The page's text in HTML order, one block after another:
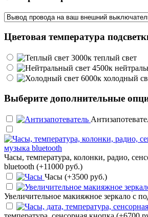
Цветовая температура
теплый свет
холодный
Выберите дополнительные
Часы, температура, колонки, радио,
bluetooth (+11000 руб.)
Часы (+3500 руб.)
Увеличительное макияжное зеркало с